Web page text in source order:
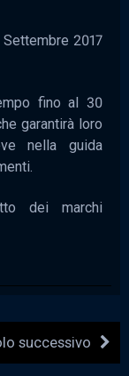
2017
fino al 30
garantirà loro
nella guida
dei marchi
successivo